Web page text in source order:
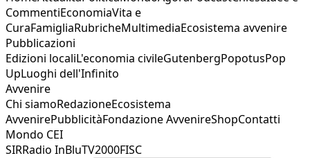
CommentiEconomiaVita e
CuraFamigliaRubricheMultimediaEcosistema avvenire
Pubblicazioni
Edizioni localiL'economia civileGutenbergPopotusPop
UpLuoghi dell'Infinito
Avvenire
Chi siamoRedazioneEcosistema
AvvenirePubblicitàFondazione AvvenireShopContatti
Mondo CEI
SIRRadio InBluTV2000FISC